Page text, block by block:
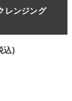
レンジング
込)